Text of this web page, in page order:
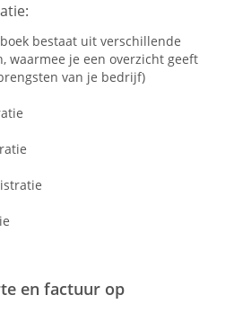
bestaat uit verschillende
waarmee je een overzicht geeft
van je bedrijf)
en factuur op